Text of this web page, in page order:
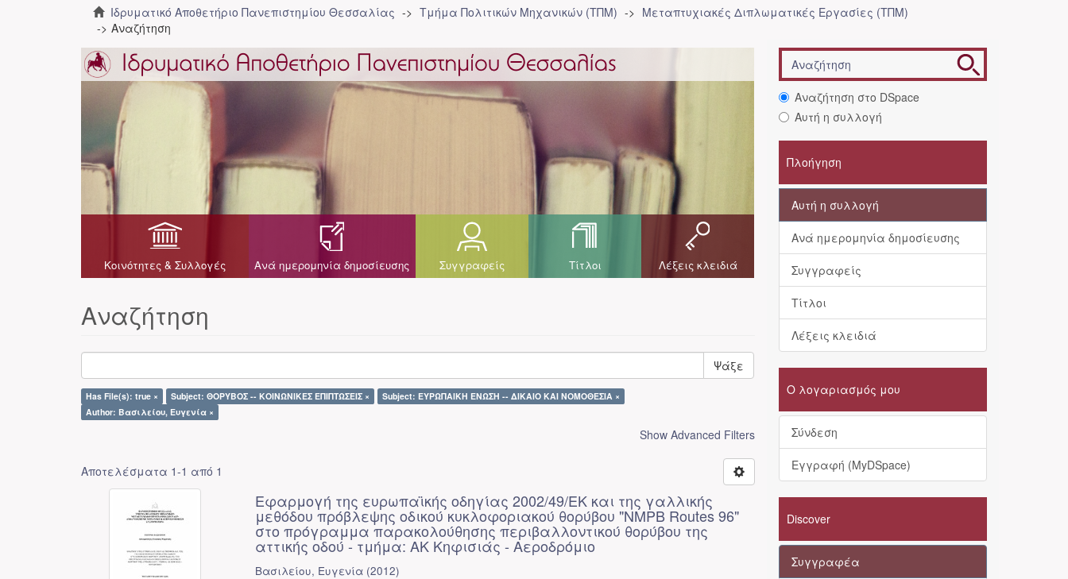
Ιδρυματικό Αποθετήριο Πανεπιστημίου Θεσσαλίας Τμήμα Πολιτικών Μηχανικών (ΤΠΜ)
Μεταπτυχιακές Διπλωματικές Εργασίες (ΤΠΜ)
Αναζήτηση
Κοινότητες & Συλλογές Ανά ημερομηνία δημοσίευσης Συγγραφείς Τίτλοι Λέξεις κλειδιά
Αναζήτηση
Ψάξε
Has File(s): true × Subject: ΘΟΡΥΒΟΣ -- ΚΟΙΝΩΝΙΚΕΣ ΕΠΙΠΤΩΣΕΙΣ ×
Subject: ΕΥΡΩΠΑΙΚΗ ΕΝΩΣΗ -- ΔΙΚΑΙΟ ΚΑΙ ΝΟΜΟΘΕΣΙΑ ×
Author: Βασιλείου, Ευγενία ×
Show Advanced Filters
Αποτελέσματα 1-1 από 1
Εφαρμογή της ευρωπαϊκής οδηγίας 2002/49/ΕΚ και της γαλλικής
μεθόδου πρόβλεψης οδικού κυκλοφοριακού θορύβου "NMPB Routes 96"
στο πρόγραμμα παρακολούθησης περιβαλλοντικού θορύβου της
αττικής οδού - τμήμα: ΑΚ Κηφισιάς - Αεροδρόμιο
Βασιλείου, Ευγενία (2012)
Αναζήτηση στο DSpace
Αυτή η συλλογή
Πλοήγηση
Αυτή η συλλογή
Ανά ημερομηνία δημοσίευσης
Συγγραφείς
Τίτλοι
Λέξεις κλειδιά
Ο λογαριασμός μου
Σύνδεση
Εγγραφή (MyDSpace)
Discover
Συγγραφέα